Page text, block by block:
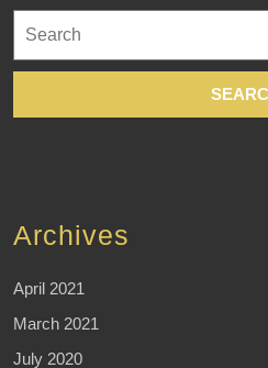
for:
Archives
April 2021
March 2021
July 2020